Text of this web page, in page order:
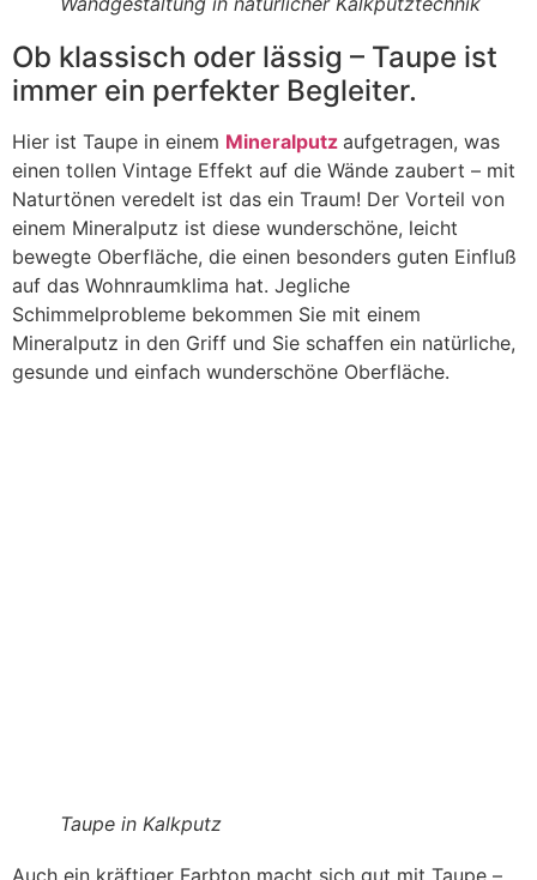
Ob klassisch oder lässig – Taupe ist
immer ein perfekter Begleiter.
Hier ist Taupe in einem Mineralputz aufgetragen, was
einen tollen Vintage Effekt auf die Wände zaubert – mit
Naturtönen veredelt ist das ein Traum! Der Vorteil von
einem Mineralputz ist diese wunderschöne, leicht
bewegte Oberfläche, die einen besonders guten Einfluß
auf das Wohnraumklima hat. Jegliche
Schimmelprobleme bekommen Sie mit einem
Mineralputz in den Griff und Sie schaffen ein natürliche,
gesunde und einfach wunderschöne Oberfläche.
Taupe in Kalkputz